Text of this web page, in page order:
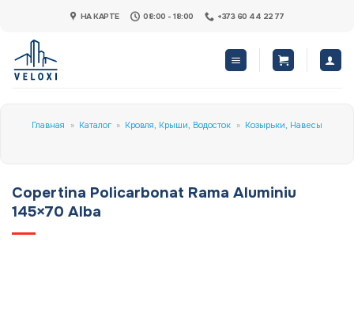
content
НА КАРТЕ 08:00 - 18:00 +373 60 44 22 77
Главная » Каталог » Кровля, Крыши, Водосток » Козырьки, Навесы
Copertina Policarbonat Rama Aluminiu
145×70 Alba